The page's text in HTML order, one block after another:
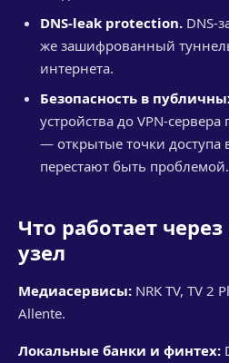
DNS-leak protection. DNS-
же зашифрованный
интернета.
Безопасность в
устройства до VPN-
— открытые точки доступа
перестают быть проблемой.
Что работает
узел
Медиасервисы: NRK TV, TV 2
Allente.
Локальные банки и финтех: